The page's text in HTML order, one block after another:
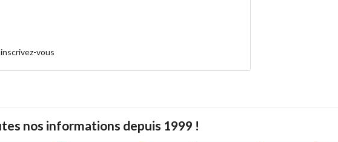
inscrivez-vous
nos informations depuis 1999 !